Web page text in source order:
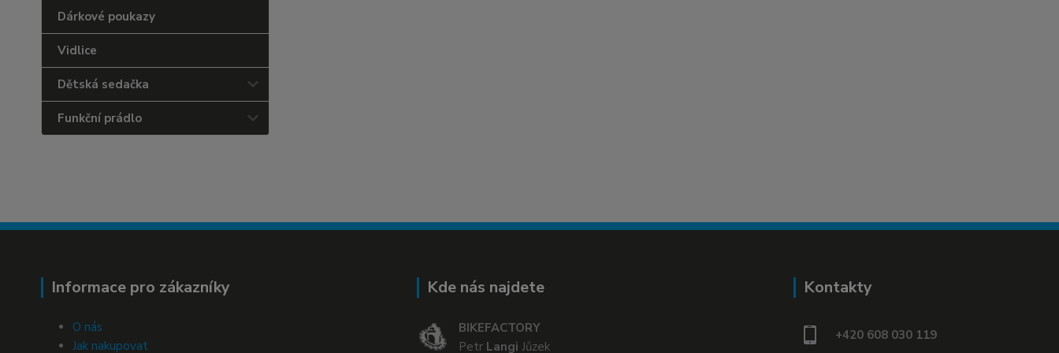
Dárkové poukazy
Vidlice
Dětská sedačka
Funkční prádlo
Informace pro zákazníky
O nás
Jak nakupovat
Kde nás najdete
BIKEFACTORY
Petr Langi Jůzek
Kontakty
+420 608 030 119